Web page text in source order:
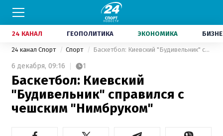
24 КАНАЛ ГЕОПОЛИТИКА ЭКОНОМИКА
24 канал Спорт Спорт Баскетбол: Киевский "Будивельник" справился с чешским "Нимбруком"
6 декабря, 09:16 1
Баскетбол: Киевский
"Будивельник" справился с
чешским "Нимбруком"